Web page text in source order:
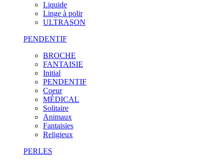
Liquide
Linge à polir
ULTRASON
PENDENTIF
BROCHE
FANTAISIE
Initial
PENDENTIF
Coeur
MÉDICAL
Solitaire
Animaux
Fantaisies
Religieux
PERLES